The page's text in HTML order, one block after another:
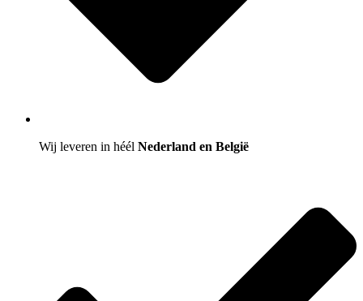
Wij leveren in héél Nederland en België